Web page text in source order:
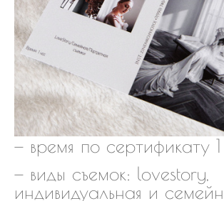
— время по сертификату
— виды съемок: lovestory,
индивидуальная и